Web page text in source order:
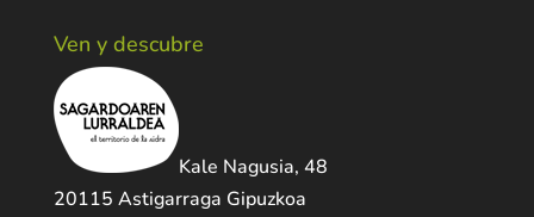
Ven y descubre
Kale Nagusia, 48
20115 Astigarraga Gipuzkoa